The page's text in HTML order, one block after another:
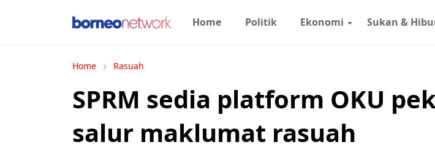
Home Politik Ekonomi Sukan &
Home Rasuah
SPRM sedia platform OKU
salur maklumat rasuah